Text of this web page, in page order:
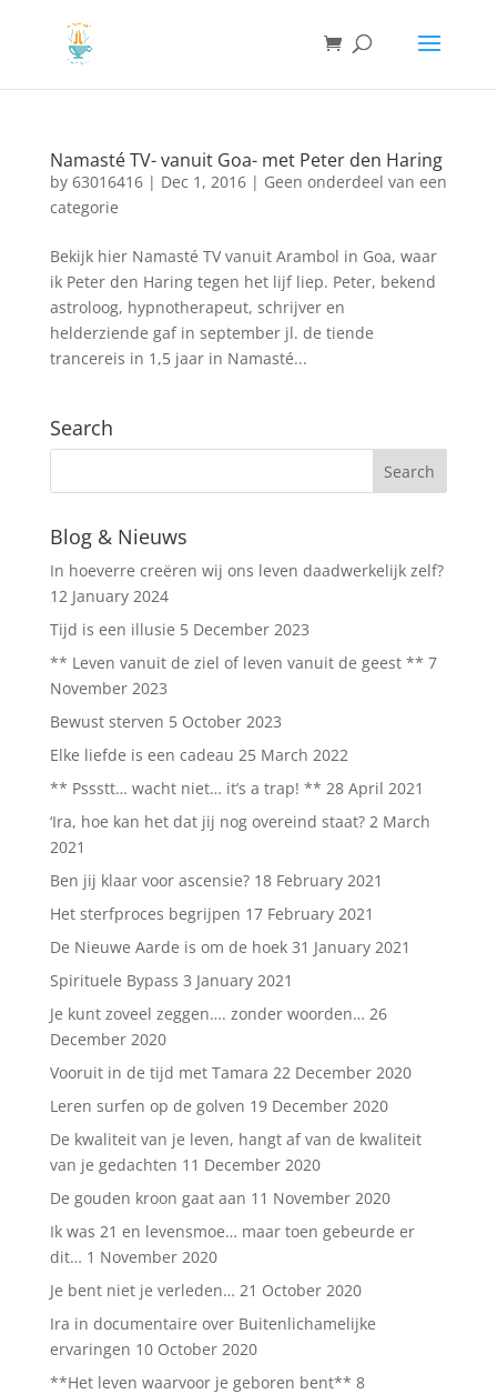
Namasté TV- vanuit Goa- met Peter den Haring
by 63016416| Dec 1, 2016| Geen onderdeel van een
categorie
Bekijk hier Namasté TV vanuit Arambol in Goa, waar
ik Peter den Haring tegen het lijf liep. Peter, bekend
astroloog, hypnotherapeut, schrijver en
helderziende gaf in september jl. de tiende
trancereis in 1,5 jaar in Namasté...
Search
Blog & Nieuws
In hoeverre creëren wij ons leven daadwerkelijk zelf?
12 January 2024
Tijd is een illusie 5 December 2023
** Leven vanuit de ziel of leven vanuit de geest ** 7
November 2023
Bewust sterven 5 October 2023
Elke liefde is een cadeau 25 March 2022
** Pssstt… wacht niet… it’s a trap! ** 28 April 2021
‘Ira, hoe kan het dat jij nog overeind staat? 2 March
2021
Ben jij klaar voor ascensie? 18 February 2021
Het sterfproces begrijpen 17 February 2021
De Nieuwe Aarde is om de hoek 31 January 2021
Spirituele Bypass 3 January 2021
Je kunt zoveel zeggen…. zonder woorden… 26
December 2020
Vooruit in de tijd met Tamara 22 December 2020
Leren surfen op de golven 19 December 2020
De kwaliteit van je leven, hangt af van de kwaliteit
van je gedachten 11 December 2020
De gouden kroon gaat aan 11 November 2020
Ik was 21 en levensmoe… maar toen gebeurde er
dit… 1 November 2020
Je bent niet je verleden… 21 October 2020
Ira in documentaire over Buitenlichamelijke
ervaringen 10 October 2020
**Het leven waarvoor je geboren bent** 8